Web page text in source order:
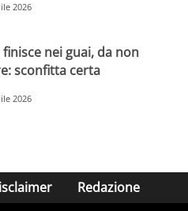
2026
nei guai, da non
sconfitta certa
2026
Redazione